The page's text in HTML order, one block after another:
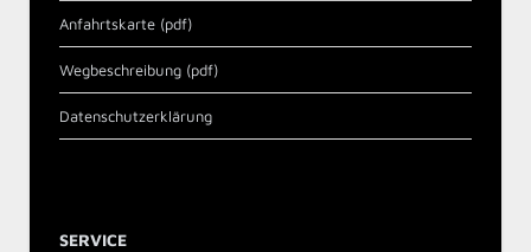
Anfahrtskarte (pdf)
Wegbeschreibung (pdf)
Datenschutzerklärung
SERVICE